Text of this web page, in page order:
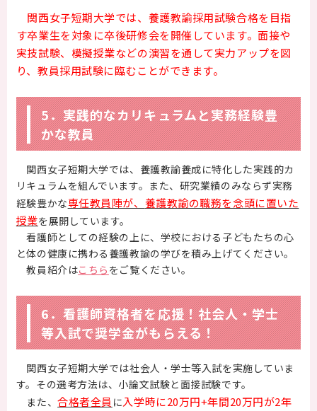
関西女子短期大学では、養護教諭採用試験合格を目指
す卒業生を対象に卒後研修会を開催しています。面接や
実技試験、模擬授業などの演習を通して実力アップを図
り、教員採用試験に臨むことができます。
5．実践的なカリキュラムと実務経験豊
かな教員
関西女子短期大学では、養護教諭養成に特化した実践的カ
リキュラムを組んでいます。また、研究業績のみならず実務
経験豊かな専任教員陣が、 養護教諭の職務を念頭に置いた
授業を展開しています。
看護師としての経験の上に、学校における子どもたちの心
と体の健康に携わる養護教諭の学びを積み上げてください。
教員紹介はこちら をご覧ください。
6．看護師資格者を応援！社会人・学士
等入試で奨学金がもらえる！
関西女子短期大学では社会人・学士等入試を実施していま
す。その選考方法は、小論文試験と面接試験です。
また、合格者全員 に入学時に20万円+年間20万円が2年